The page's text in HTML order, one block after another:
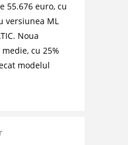
55.676 euro, cu
versiunea ML
Noua
cu 25%
modelul